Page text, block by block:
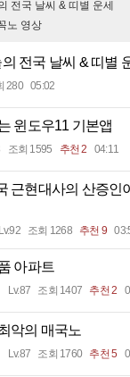
전국 날씨 & 띠별 운세
노 영상
전국 날씨 & 띠별
280 05:02
윈도우11 기본앱
조회 1595 추천 2 04:11
근현대사의 산증인
Lv.92 조회 1268 추천 9
아파트
Lv.87 조회 1407 추천 2
악의 매국노
Lv.87 조회 1760 추천 5